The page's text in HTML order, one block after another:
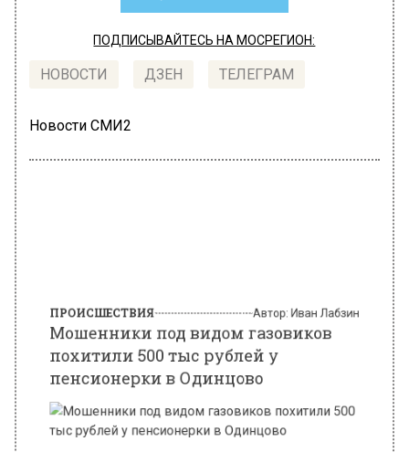
ПОДПИСЫВАЙТЕСЬ НА МОСРЕГИОН:
НОВОСТИ ДЗЕН ТЕЛЕГРАМ
Новости СМИ2